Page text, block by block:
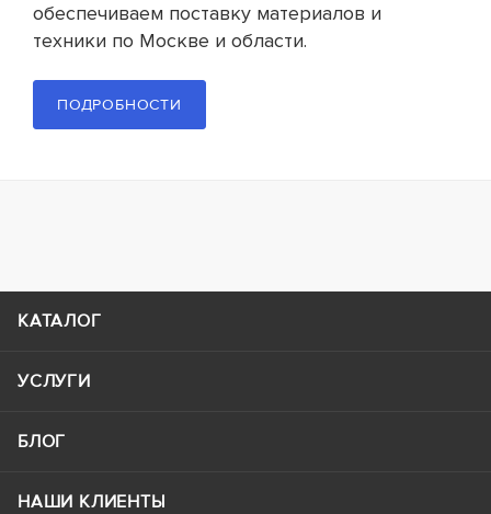
обеспечиваем поставку материалов и
техники по Москве и области.
ПОДРОБНОСТИ
КАТАЛОГ
УСЛУГИ
БЛОГ
НАШИ КЛИЕНТЫ